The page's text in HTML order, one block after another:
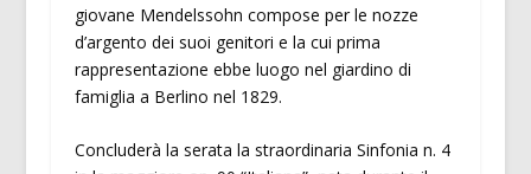
giovane Mendelssohn compose per le nozze
d’argento dei suoi genitori e la cui prima
rappresentazione ebbe luogo nel giardino di
famiglia a Berlino nel 1829.
Concluderà la serata la straordinaria Sinfonia n. 4